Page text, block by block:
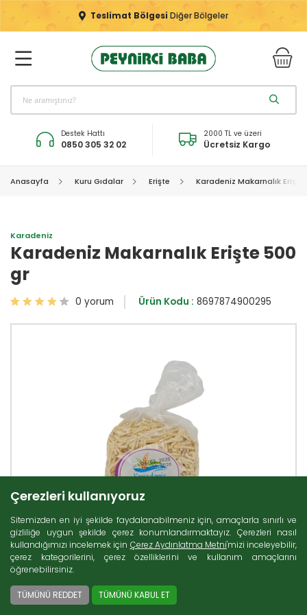
Teslimat Bölgesi Diğer Bölgeler
Destek Hattı
0850 305 32 02
2000 TL ve üzeri
Ücretsiz Kargo
Anasayfa Kuru Gıdalar Erişte Karadeniz Makarnalık Erişte
Karadeniz
Karadeniz Makarnalık Erişte 500
gr
0 yorum Ürün Kodu : 8697874900295
Çerezleri kullanıyoruz
Sitemizden en iyi şekilde faydalanabilmeniz için, amaçlarla sınırlı ve
gizliliğe uygun şekilde çerez konumlandırmaktayız. Çerezleri nasıl
kullandığımızı incelemek için Çerez Aydınlatma Metni'mizi inceleyebilir,
çerez kategorilerini, çerez özelliklerini ve kullanım amaçlarını
öğrenebilirsiniz.
TÜMÜNÜ REDDET TÜMÜNÜ KABUL ET